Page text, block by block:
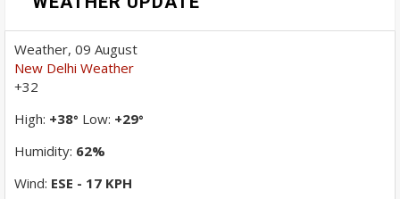
Weather, 09 August
New Delhi Weather
+32
High: +38° Low: +29°
Humidity: 62%
Wind: ESE - 17 KPH